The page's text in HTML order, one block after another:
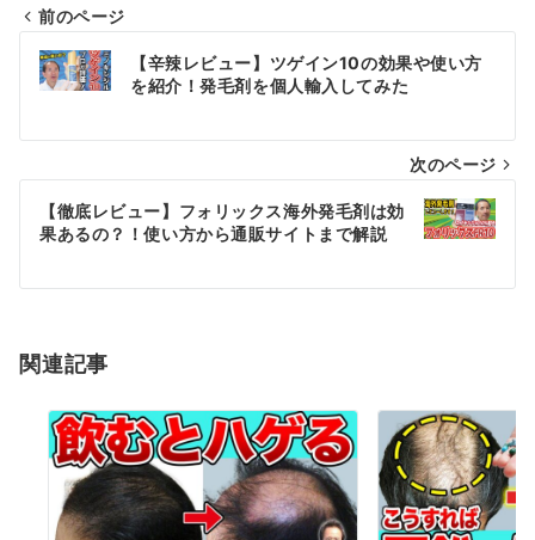
投
稿
ナ
ビ
シ
ン
前のページ
【辛辣レビュー】ツゲイン10の効果や使い方
を紹介！発毛剤を個人輸入してみた
次のページ
【徹底レビュー】フォリックス海外発毛剤は効
果あるの？！使い方から通販サイトまで解説
関連記事